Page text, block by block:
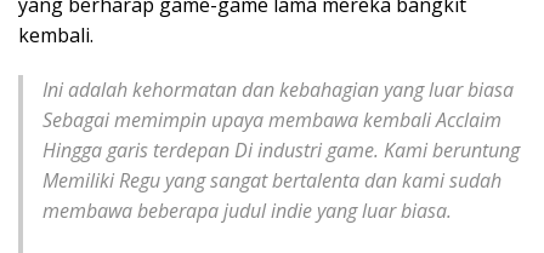
kembali.
Ini adalah kehormatan dan kebahagian yang luar biasa
Sebagai memimpin upaya membawa kembali Acclaim
Hingga garis terdepan Di industri game. Kami beruntung
Memiliki Regu yang sangat bertalenta dan kami sudah
membawa beberapa judul indie yang luar biasa.